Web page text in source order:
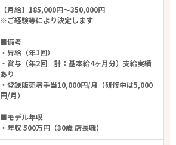
【月給】185,000円～350,000円
※ご経験等により決定します
■備考
・昇給（年1回）
・賞与（年2回 計：基本給4ヶ月分）支給実績
あり
・登録販売者手当10,000円/月（研修中は5,000
円/月）
■モデル年収
・年収 500万円（30歳 店長職）